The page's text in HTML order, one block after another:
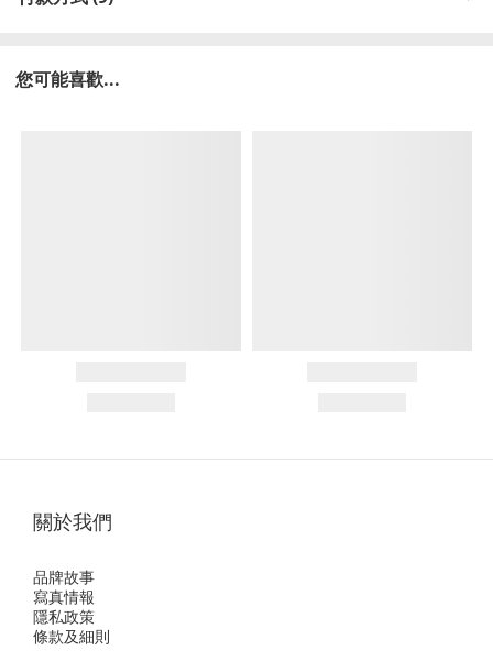
您可能喜歡...
關於我們
品牌故事
寫真情報
隱私政策
條款及細則